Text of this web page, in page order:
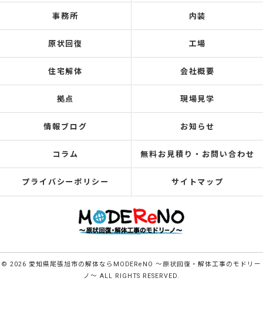
事務所 内装
原状回復 工場
住宅解体 会社概要
拠点 現場見学
情報ブログ お知らせ
コラム 無料お見積り・お問い合わせ
プライバシーポリシー サイトマップ
© 2026 愛知県尾張旭市の解体ならMODEReNO ～原状回復・解体工事のモドリー
ノ～ ALL RIGHTS RESERVED.